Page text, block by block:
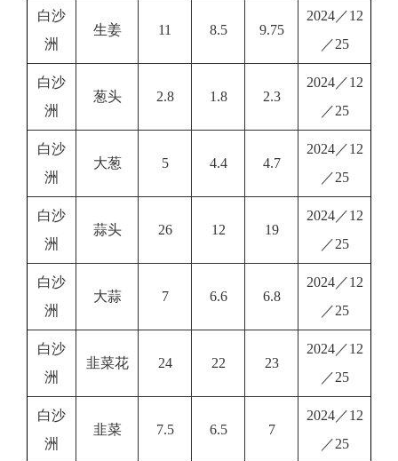
白沙
洲
生姜 11 8.5 9.75
2024／12
／25
白沙
洲
葱头 2.8 1.8 2.3
2024／12
／25
白沙
洲
大葱 5 4.4 4.7
2024／12
／25
白沙
洲
蒜头 26 12 19
2024／12
／25
白沙
洲
大蒜 7 6.6 6.8
2024／12
／25
白沙
洲
韭菜花 24 22 23
2024／12
／25
白沙
洲
韭菜 7.5 6.5 7
2024／12
／25